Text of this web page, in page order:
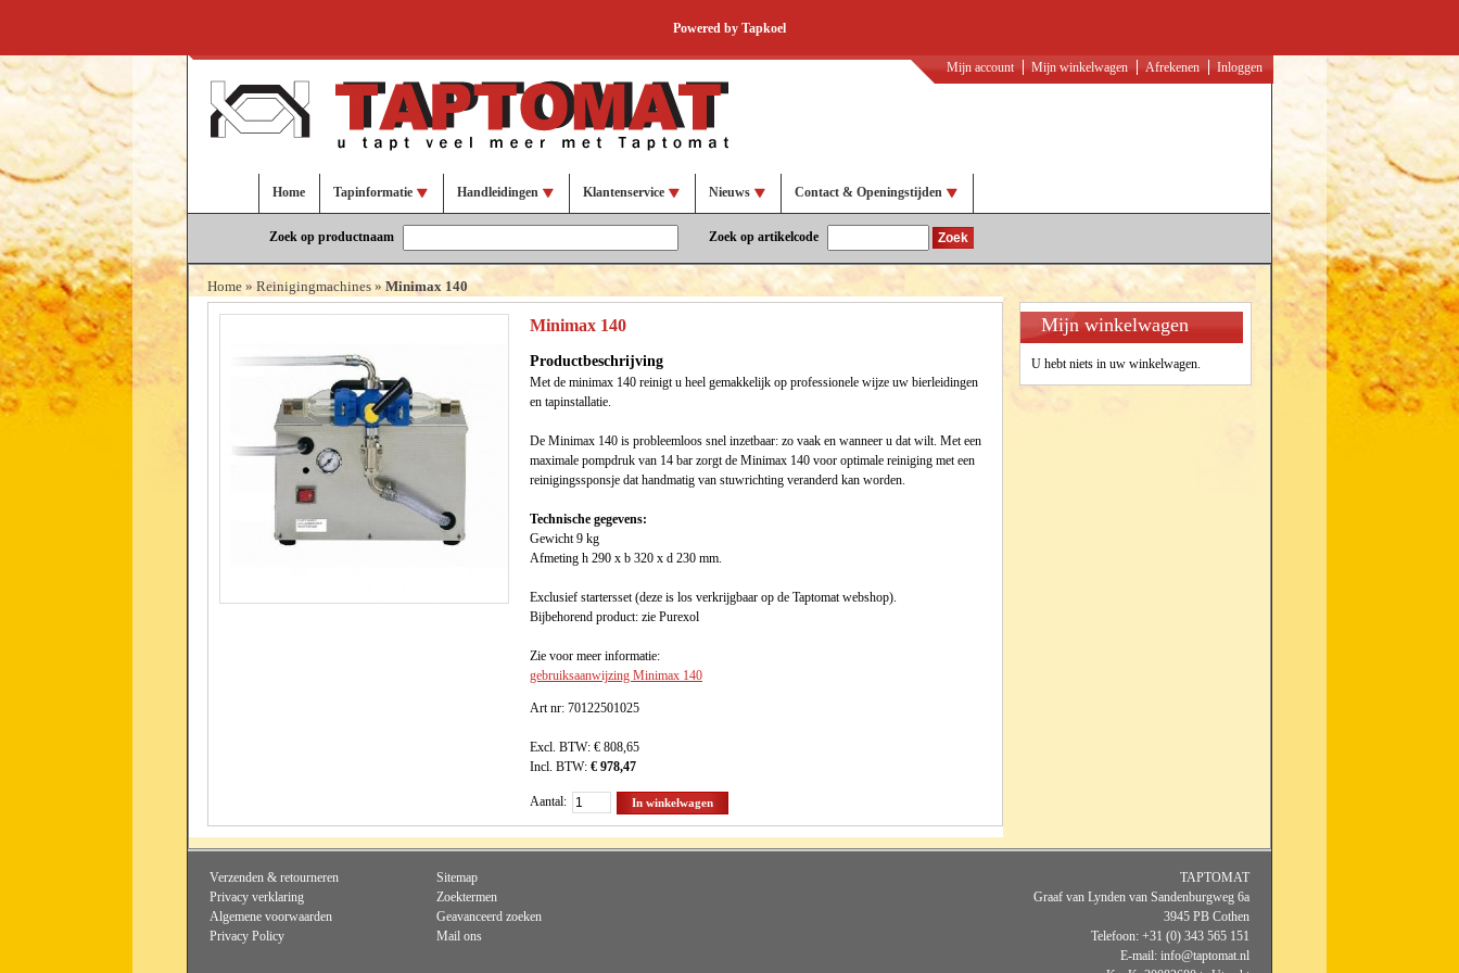
Powered by Tapkoel
Mijn account Mijn winkelwagen Afrekenen Inloggen
Home Tapinformatie Handleidingen Klantenservice Nieuws Contact & Openingstijden
Zoek op productnaam Zoek op artikelcode Zoek
Home » Reinigingmachines »Minimax 140
Mijn winkelwagen
U hebt niets in uw winkelwagen.
Minimax 140
Productbeschrijving
Met de minimax 140 reinigt u heel gemakkelijk op professionele wijze uw bierleidingen
en tapinstallatie.
De Minimax 140 is probleemloos snel inzetbaar: zo vaak en wanneer u dat wilt. Met een
maximale pompdruk van 14 bar zorgt de Minimax 140 voor optimale reiniging met een
reinigingssponsje dat handmatig van stuwrichting veranderd kan worden.
Technische gegevens:
Gewicht 9 kg
Afmeting h 290 x b 320 x d 230 mm.
Exclusief startersset (deze is los verkrijgbaar op de Taptomat webshop).
Bijbehorend product: zie Purexol
Zie voor meer informatie:
gebruiksaanwijzing Minimax 140
Art nr: 70122501025
Excl. BTW: € 808,65
Incl. BTW: € 978,47
Aantal: In winkelwagen
Verzenden & retourneren
Privacy verklaring
Algemene voorwaarden
Privacy Policy
Sitemap
Zoektermen
Geavanceerd zoeken
Mail ons
TAPTOMAT
Graaf van Lynden van Sandenburgweg 6a
3945 PB Cothen
Telefoon: +31 (0) 343 565 151
E-mail: info@taptomat.nl